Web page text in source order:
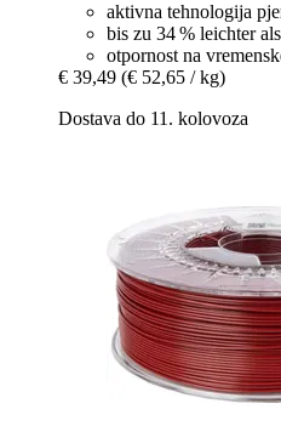
aktivna tehnologija
bis zu 34 % leichter
otpornost na
€ 39,49 (€ 52,65 / kg)
Dostava do 11. kolovoza